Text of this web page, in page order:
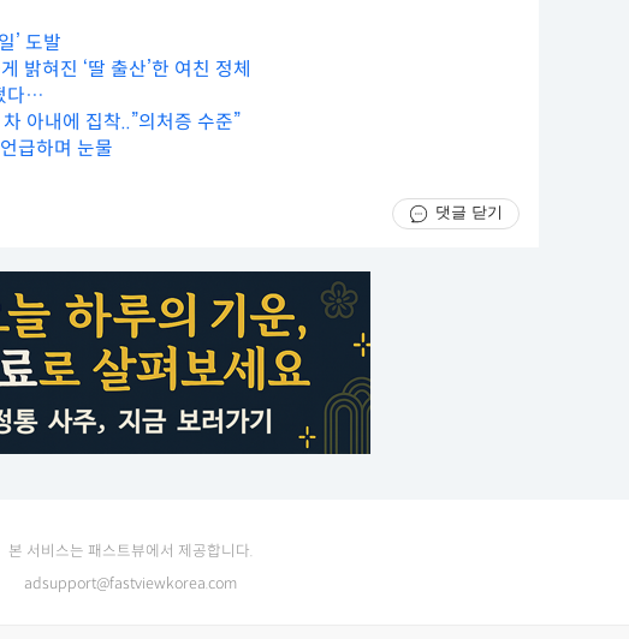
’ 도발
밝혀진 ‘딸 출산’한 여친 정체
다…
아내에 집착..”의처증 수준”
급하며 눈물
댓글 닫기
본 서비스는 패스트뷰에서 제공합니다.
adsupport@fastviewkorea.com